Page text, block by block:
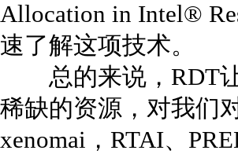
Allocation in Intel®
速了解这项技术。
总的来说，RDT让
稀缺的资源，对我们
xenomai，RTAI、